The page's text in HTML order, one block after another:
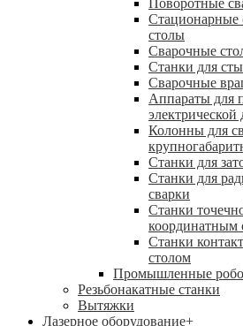
Поворотные
Стационарные
столы
Сварочные
Станки для
Сварочные
Аппараты для
электрической
Колонны для
Станки для
Станки для
сварки
Станки
координатным
Станки
столом
Промышленные
Резьбонакатные станки
Вытяжки
Лазерное оборудование+